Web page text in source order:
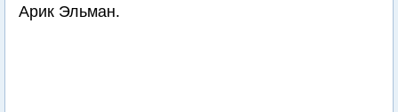
Арик Эльман.